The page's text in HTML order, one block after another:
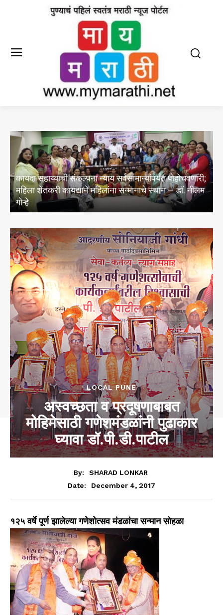
भंडारा येथील तीन वर्षीय चिमुकलीवरील अत्याचारप्रकरणी
कठोर व जलद कारवाईची मागणी; राज्यव्यापी बालसुरक्षा कृती
आराखडा राबविण्याची डॉ. नीलम गोऱ्हे यांची मागणी
LOCAL PUNE
अस्वच्छता व प्रदूषणाबाबत
मोहिमेसाठी गणेशमंडळांनी पुढाकार
घ्यावा डॉ.पी.डी.पाटील
By:
SHARAD LONKAR
Date:
December 4, 2017
१२५ वर्षे पूर्ण झालेल्या गणेशोत्सव मंडळांचा सन्मान सोहळा